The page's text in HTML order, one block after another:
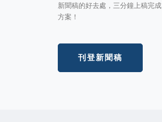
新聞稿的好去處，三分鐘上稿完
方案！
刊登新聞稿